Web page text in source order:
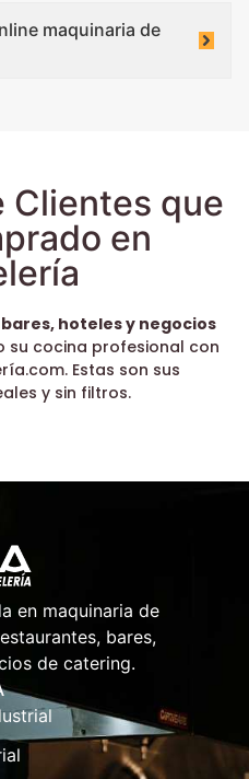
maquinaria de
Clientes que
en
hoteles y negocios
su cocina profesional con
Estas son sus
y sin filtros.
en maquinaria de
bares,
de catering.